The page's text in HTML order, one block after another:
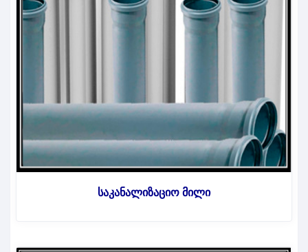
საკანალიზაციო მილი